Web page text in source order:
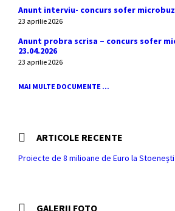
Anunt interviu- concurs sofer microbuz
23 aprilie 2026
Anunt probra scrisa – concurs sofer
23.04.2026
23 aprilie 2026
MAI MULTE DOCUMENTE ...
ARTICOLE RECENTE
Proiecte de 8 milioane de Euro la Stoenești
GALERII FOTO